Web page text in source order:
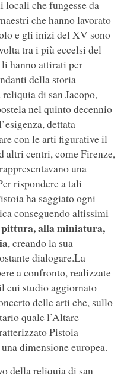
locali che fungesse da
che hanno lavorato
e gli inizi del XV sono
tra i più eccelsi del
hanno attirati per
della storia
di san Jacopo,
nel quinto decennio
dettata
con le arti figurative il
altri centri, come Firenze,
una
rispondere a tali
ha saggiato ogni
conseguendo altissimi
alla miniatura,
, creando la sua
dialogare.La
a confronto, realizzate
cui studio aggiornato
delle arti che, sullo
quale l’Altare
Pistoia
dimensione europea.
della reliquia di san